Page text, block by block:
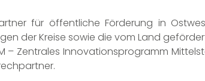
für öffentliche Förderung in
der Kreise sowie die vom Land
– Zentrales Innovationsprogramm